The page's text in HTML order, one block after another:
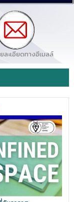
ละเอียดทางอีเมลล์